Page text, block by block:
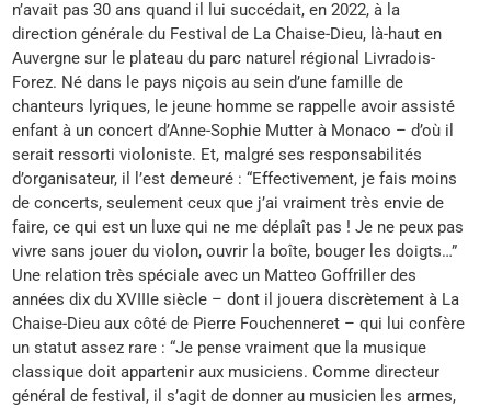
n’avait pas 30 ans quand il lui succédait, en 2022, à la
direction générale du Festival de La Chaise-Dieu, là-haut en
Auvergne sur le plateau du parc naturel régional Livradois-
Forez. Né dans le pays niçois au sein d’une famille de
chanteurs lyriques, le jeune homme se rappelle avoir assisté
enfant à un concert d’Anne-Sophie Mutter à Monaco – d’où il
serait ressorti violoniste. Et, malgré ses responsabilités
d’organisateur, il l’est demeuré : “Effectivement, je fais moins
de concerts, seulement ceux que j’ai vraiment très envie de
faire, ce qui est un luxe qui ne me déplaît pas ! Je ne peux pas
vivre sans jouer du violon, ouvrir la boîte, bouger les doigts…”
Une relation très spéciale avec un Matteo Goffriller des
années dix du XVIIIe siècle – dont il jouera discrètement à La
Chaise-Dieu aux côté de Pierre Fouchenneret – qui lui confère
un statut assez rare : “Je pense vraiment que la musique
classique doit appartenir aux musiciens. Comme directeur
général de festival, il s’agit de donner au musicien les armes,